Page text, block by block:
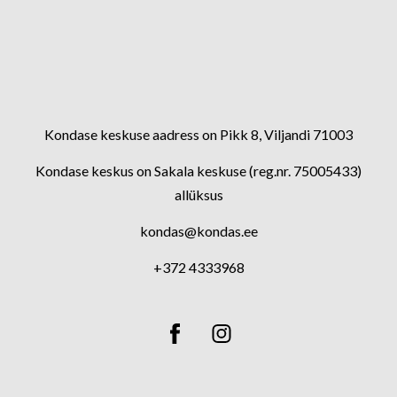
Kondase keskuse aadress on Pikk 8, Viljandi 71003
Kondase keskus on Sakala keskuse (reg.nr. 75005433)
allüksus
kondas@kondas.ee
+372 4333968